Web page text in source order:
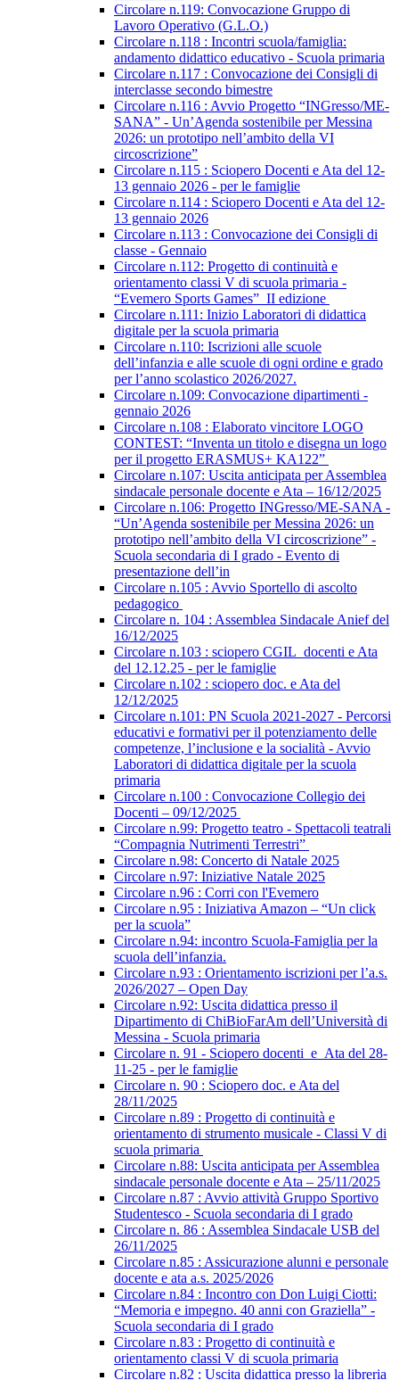
Circolare n.119: Convocazione Gruppo di
Lavoro Operativo (G.L.O.)
Circolare n.118 : Incontri scuola/famiglia:
andamento didattico educativo - Scuola primaria
Circolare n.117 : Convocazione dei Consigli di
interclasse secondo bimestre
Circolare n.116 : Avvio Progetto “INGresso/ME-
SANA” - Un’Agenda sostenibile per Messina
2026: un prototipo nell’ambito della VI
circoscrizione”
Circolare n.115 : Sciopero Docenti e Ata del 12-
13 gennaio 2026 - per le famiglie
Circolare n.114 : Sciopero Docenti e Ata del 12-
13 gennaio 2026
Circolare n.113 : Convocazione dei Consigli di
classe - Gennaio
Circolare n.112: Progetto di continuità e
orientamento classi V di scuola primaria -
“Evemero Sports Games” II edizione
Circolare n.111: Inizio Laboratori di didattica
digitale per la scuola primaria
Circolare n.110: Iscrizioni alle scuole
dell’infanzia e alle scuole di ogni ordine e grado
per l’anno scolastico 2026/2027.
Circolare n.109: Convocazione dipartimenti -
gennaio 2026
Circolare n.108 : Elaborato vincitore LOGO
CONTEST: “Inventa un titolo e disegna un logo
per il progetto ERASMUS+ KA122”
Circolare n.107: Uscita anticipata per Assemblea
sindacale personale docente e Ata – 16/12/2025
Circolare n.106: Progetto INGresso/ME-SANA -
“Un’Agenda sostenibile per Messina 2026: un
prototipo nell’ambito della VI circoscrizione” -
Scuola secondaria di I grado - Evento di
presentazione dell’in
Circolare n.105 : Avvio Sportello di ascolto
pedagogico
Circolare n. 104 : Assemblea Sindacale Anief del
16/12/2025
Circolare n.103 : sciopero CGIL_docenti e Ata
del 12.12.25 - per le famiglie
Circolare n.102 : sciopero doc. e Ata del
12/12/2025
Circolare n.101: PN Scuola 2021-2027 - Percorsi
educativi e formativi per il potenziamento delle
competenze, l’inclusione e la socialità - Avvio
Laboratori di didattica digitale per la scuola
primaria
Circolare n.100 : Convocazione Collegio dei
Docenti – 09/12/2025
Circolare n.99: Progetto teatro - Spettacoli teatrali
“Compagnia Nutrimenti Terrestri”
Circolare n.98: Concerto di Natale 2025
Circolare n.97: Iniziative Natale 2025
Circolare n.96 : Corri con l'Evemero
Circolare n.95 : Iniziativa Amazon – “Un click
per la scuola”
Circolare n.94: incontro Scuola-Famiglia per la
scuola dell’infanzia.
Circolare n.93 : Orientamento iscrizioni per l’a.s.
2026/2027 – Open Day
Circolare n.92: Uscita didattica presso il
Dipartimento di ChiBioFarAm dell’Università di
Messina - Scuola primaria
Circolare n. 91 - Sciopero docenti_e_Ata del 28-
11-25 - per le famiglie
Circolare n. 90 : Sciopero doc. e Ata del
28/11/2025
Circolare n.89 : Progetto di continuità e
orientamento di strumento musicale - Classi V di
scuola primaria
Circolare n.88: Uscita anticipata per Assemblea
sindacale personale docente e Ata – 25/11/2025
Circolare n.87 : Avvio attività Gruppo Sportivo
Studentesco - Scuola secondaria di I grado
Circolare n. 86 : Assemblea Sindacale USB del
26/11/2025
Circolare n.85 : Assicurazione alunni e personale
docente e ata a.s. 2025/2026
Circolare n.84 : Incontro con Don Luigi Ciotti:
“Memoria e impegno. 40 anni con Graziella” -
Scuola secondaria di I grado
Circolare n.83 : Progetto di continuità e
orientamento classi V di scuola primaria
Circolare n.82 : Uscita didattica presso la libreria